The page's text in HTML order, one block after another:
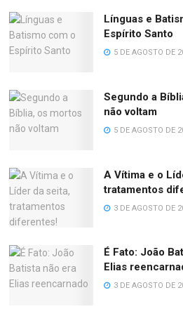
Línguas e
Espírito Santo
5 DE AGOSTO DE
Segundo a
não voltam
5 DE AGOSTO DE
A Vítima e o
tratamentos
3 DE AGOSTO DE
É Fato: João
Elias
3 DE AGOSTO DE